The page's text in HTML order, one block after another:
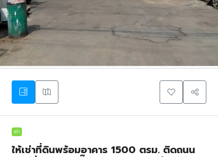
เช่า
ให้เช่าที่ดินพร้อมอาคาร 1500 ตรม. ติดถนน